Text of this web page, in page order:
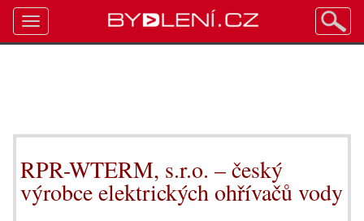
RPR-WTERM, s.r.o. – český
výrobce elektrických ohřívačů vody
Toggle
navigation